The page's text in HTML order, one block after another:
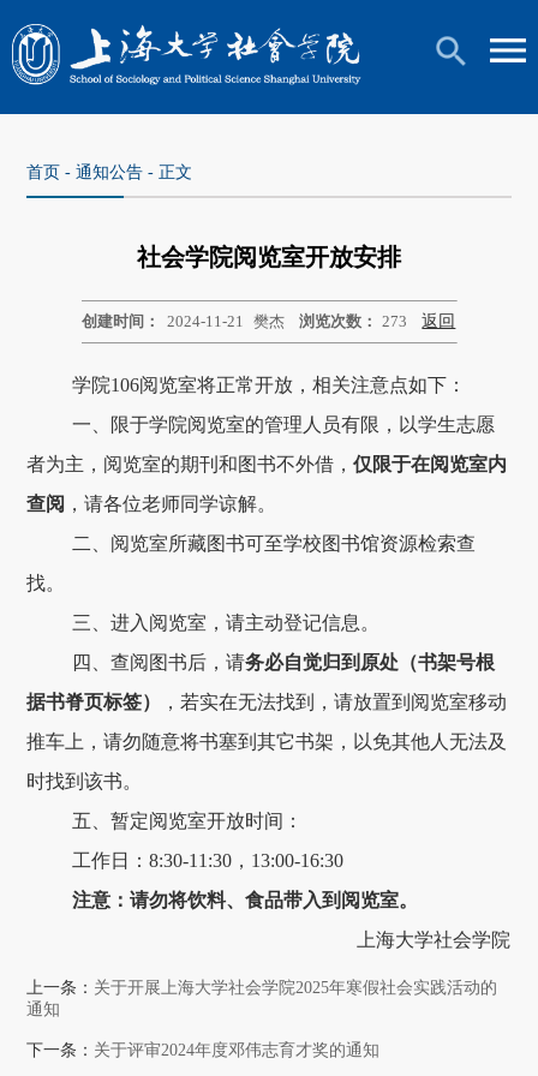
首页 -通知公告 - 正文
社会学院阅览室开放安排
创建时间：2024-11-21 樊杰 浏览次数： 273 返回
学院106阅览室将正常开放，相关注意点如下：
一、限于学院阅览室的管理人员有限，以学生志愿
者为主，阅览室的期刊和图书不外借，仅限于在阅览室内
查阅 ，请各位老师同学谅解。
二、阅览室所藏图书可至学校图书馆资源检索查
找。
三、进入阅览室，请主动登记信息。
四、查阅图书后，请务必自觉归到原处（书架号根
据书脊页标签）
，若实在无法找到，请放置到阅览室移动
推车上，请勿随意将书塞到其它书架，以免其他人无法及
时找到该书。
五、暂定阅览室开放时间：
工作日：8:30-11:30，13:00-16:30
注意：请勿将饮料、食品带入到阅览室。
上海大学社会学院
上一条： 关于开展上海大学社会学院2025年寒假社会实践活动的
通知
下一条： 关于评审2024年度邓伟志育才奖的通知